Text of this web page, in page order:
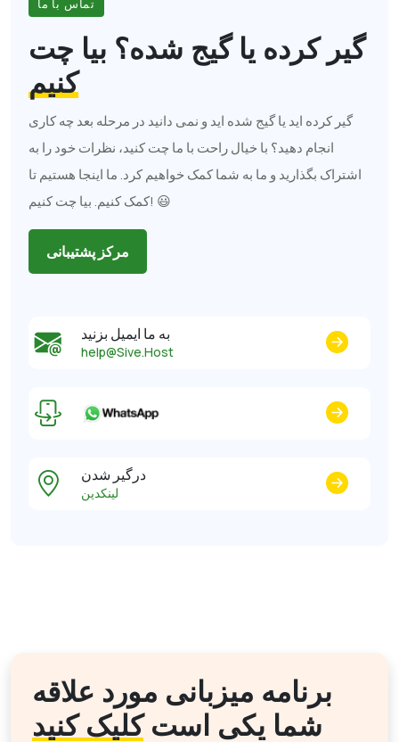
تماس با ما
گیر کرده یا گیج شده؟ بیا چت
کنیم
گیر کرده اید یا گیج شده اید و نمی دانید در مرحله بعد چه کاری
انجام دهید؟ با خیال راحت با ما چت کنید، نظرات خود را به
اشتراک بگذارید و ما به شما کمک خواهیم کرد. ما اینجا هستیم تا
کمک کنیم. بیا چت کنیم! 😃
مرکز پشتیبانی
به ما ایمیل بزنید
help@Sive.Host
درگیر شدن
لینکدین
برنامه میزبانی مورد علاقه
شما یکی استکلیک کنید